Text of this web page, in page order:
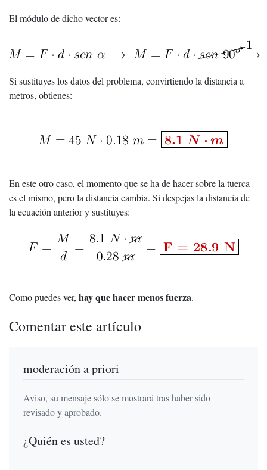
El módulo de dicho vector es:
Si sustituyes los datos del problema, convirtiendo la distancia a
metros, obtienes:
En este otro caso, el momento que se ha de hacer sobre la tuerca
es el mismo, pero la distancia cambia. Si despejas la distancia de
la ecuación anterior y sustituyes:
Como puedes ver, hay que hacer menos fuerza.
Comentar este artículo
moderación a priori
Aviso, su mensaje sólo se mostrará tras haber sido
revisado y aprobado.
¿Quién es usted?